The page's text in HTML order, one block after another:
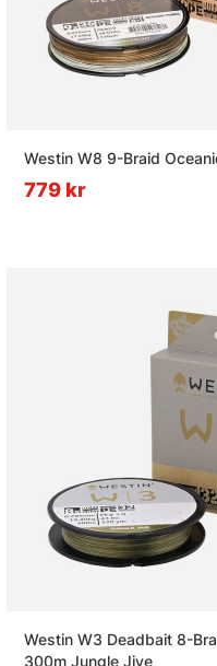
Westin W8 9-Braid
779 kr
Westin W3 Deadbait 8-
300m Jungle Jive